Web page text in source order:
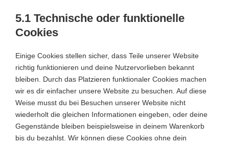
5.1 Technische oder funktionelle
Cookies
Einige Cookies stellen sicher, dass Teile unserer Website
richtig funktionieren und deine Nutzervorlieben bekannt
bleiben. Durch das Platzieren funktionaler Cookies machen
wir es dir einfacher unsere Website zu besuchen. Auf diese
Weise musst du bei Besuchen unserer Website nicht
wiederholt die gleichen Informationen eingeben, oder deine
Gegenstände bleiben beispielsweise in deinem Warenkorb
bis du bezahlst. Wir können diese Cookies ohne dein